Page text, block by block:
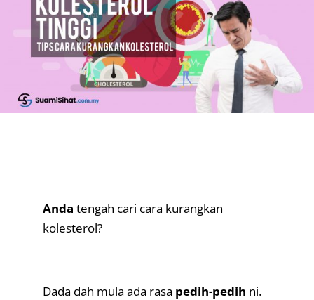
Anda tengah cari cara kurangkan
kolesterol?
Dada dah mula ada rasa pedih-pedih ni.